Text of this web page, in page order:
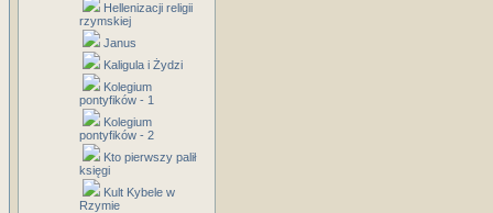
Hellenizacji religii
rzymskiej
Janus
Kaligula i Żydzi
Kolegium
pontyfików - 1
Kolegium
pontyfików - 2
Kto pierwszy palił
księgi
Kult Kybele w
Rzymie